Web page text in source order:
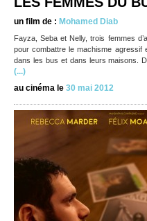
un film de : Mohamed Diab
Fayza, Seba et Nelly, trois femmes
pour combattre le machisme agressif
dans les bus et dans leurs maisons.
(...)
au cinéma le 30 mai 2012